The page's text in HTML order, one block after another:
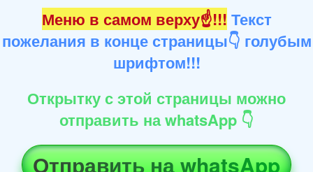
Меню в самом верху☝!!! Текст
пожелания в конце страницы👇 голубым
шрифтом!!!
Открытку с этой страницы можно
отправить на whatsApp 👇
Отправить на whatsApp